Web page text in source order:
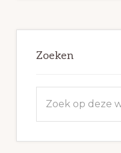
Zoeken
op
website